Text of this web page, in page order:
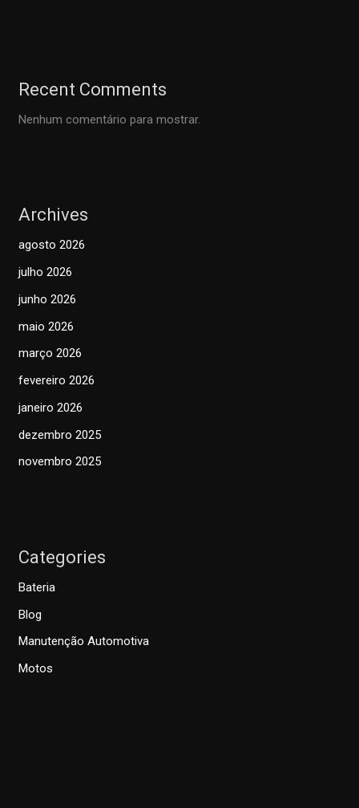
Recent Comments
Nenhum comentário para mostrar.
Archives
agosto 2026
julho 2026
junho 2026
maio 2026
março 2026
fevereiro 2026
janeiro 2026
dezembro 2025
novembro 2025
Categories
Bateria
Blog
Manutenção Automotiva
Motos